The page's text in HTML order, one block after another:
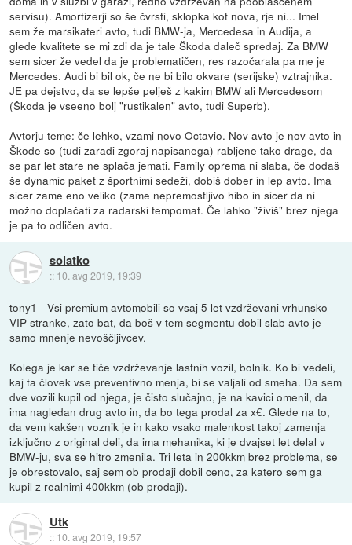
servisu). Amortizerji so še čvrsti, sklopka kot nova, rje ni... Imel
sem že marsikateri avto, tudi BMW-ja, Mercedesa in Audija, a
glede kvalitete se mi zdi da je tale Škoda daleč spredaj. Za BMW
sem sicer že vedel da je problematičen, res razočarala pa me je
Mercedes. Audi bi bil ok, če ne bi bilo okvare (serijske) vztrajnika.
JE pa dejstvo, da se lepše pelješ z kakim BMW ali Mercedesom
(Škoda je vseeno bolj "rustikalen" avto, tudi Superb).
Avtorju teme: če lehko, vzami novo Octavio. Nov avto je nov avto in
Škode so (tudi zaradi zgoraj napisanega) rabljene tako drage, da
se par let stare ne splača jemati. Family oprema ni slaba, če dodaš
še dynamic paket z športnimi sedeži, dobiš dober in lep avto. Ima
sicer zame eno veliko (zame nepremostljivo hibo in sicer da ni
možno doplačati za radarski tempomat. Če lahko "živiš" brez njega
je pa to odličen avto.
solatko
:: 10. avg 2019, 19:39
tony1 - Vsi premium avtomobili so vsaj 5 let vzdrževani vrhunsko -
VIP stranke, zato bat, da boš v tem segmentu dobil slab avto je
samo mnenje nevoščljivcev.
Kolega je kar se tiče vzdrževanje lastnih vozil, bolnik. Ko bi vedeli,
kaj ta človek vse preventivno menja, bi se valjali od smeha. Da sem
dve vozili kupil od njega, je čisto slučajno, je na kavici omenil, da
ima nagledan drug avto in, da bo tega prodal za x€. Glede na to,
da vem kakšen voznik je in kako vsako malenkost takoj zamenja
izključno z original deli, da ima mehanika, ki je dvajset let delal v
BMW-ju, sva se hitro zmenila. Tri leta in 200kkm brez problema, se
je obrestovalo, saj sem ob prodaji dobil ceno, za katero sem ga
kupil z realnimi 400kkm (ob prodaji).
Utk
:: 10. avg 2019, 19:57